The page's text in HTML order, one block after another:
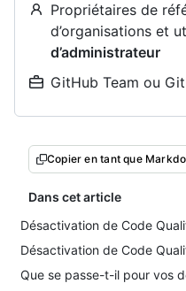
Propriétaires de
d’organisations et
d’administrateur
GitHub Team ou
Copier en tant que
Dans cet article
Désactivation de Code
Désactivation de Code
Que se passe-t-il pour vos